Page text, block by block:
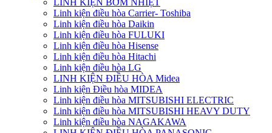
LINH KIỆN BƠM NHIỆT
Linh kiện điều hòa Carrier- Toshiba
Linh kiện điều hòa Daikin
Linh kiện điều hòa FULUKI
Linh kiện điều hòa Hisense
Linh kiện điều hòa Hitachi
Linh kiện điều hòa LG
LINH KIỆN ĐIỀU HÒA Midea
Linh kiện Điều hòa MIDEA
Linh kiện điều hòa MITSUBISHI ELECTRIC
Linh kiện điều hòa MITSUBISHI HEAVY DUTY
Linh kiện điều hòa NAGAKAWA